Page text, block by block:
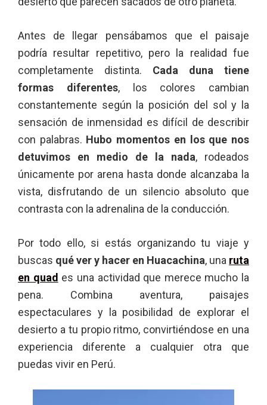
Antes de llegar pensábamos que el paisaje
podría resultar repetitivo, pero la realidad fue
completamente distinta. Cada duna tiene
formas diferentes, los colores cambian
constantemente según la posición del sol y la
sensación de inmensidad es difícil de describir
con palabras. Hubo momentos en los que nos
detuvimos en medio de la nada, rodeados
únicamente por arena hasta donde alcanzaba la
vista, disfrutando de un silencio absoluto que
contrasta con la adrenalina de la conducción.
Por todo ello, si estás organizando tu viaje y
buscas qué ver y hacer en Huacachina, una ruta
en quad es una actividad que merece mucho la
pena. Combina aventura, paisajes
espectaculares y la posibilidad de explorar el
desierto a tu propio ritmo, convirtiéndose en una
experiencia diferente a cualquier otra que
puedas vivir en Perú.